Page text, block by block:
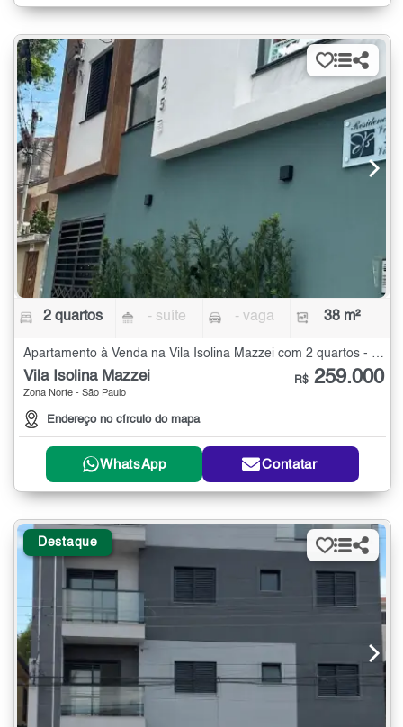
2 quartos - suíte - vaga 38 m²
Apartamento à Venda na Vila Isolina Mazzei com 2 quartos - 38 m²
Vila Isolina Mazzei
Zona Norte - São Paulo
Endereço no círculo do mapa
R$ 259.000
WhatsApp Contatar
Destaque